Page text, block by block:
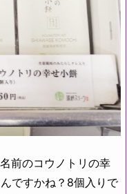
前のコウノトリの幸
ですかね？8個入りで